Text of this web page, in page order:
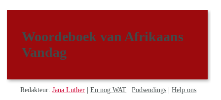
Woordeboek van Afrikaans
Vandag
Redakteur:Jana Luther |En nog WAT |Podsendings |Help ons